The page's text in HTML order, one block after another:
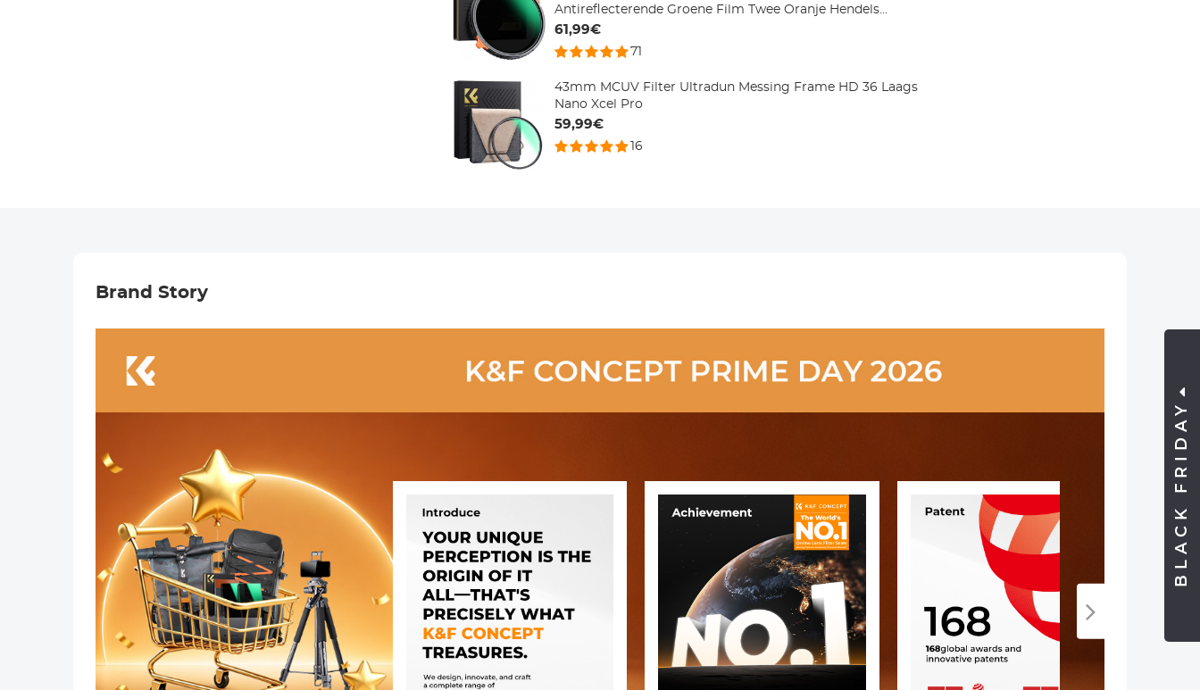
Antireflecterende Groene Film Twee Oranje Hendels
Geïmporteerde Witte Stof Nano Xcel Serie
61,99€
71
43mm MCUV Filter Ultradun Messing Frame HD 36 Laags
Nano Xcel Pro
59,99€
16
Brand Story
BLACK FRIDAY